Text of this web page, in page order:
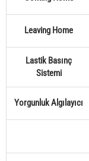
Leaving Home
Lastik Basınç
Sistemi
Yorgunluk Algılayıcı